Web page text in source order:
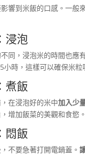
響到米飯的口感。一般
浸泡
同，浸泡米的時間也應
小時，這樣可以確保米
煮飯
在浸泡好的米中加入少
增加飯菜的美觀和食慾。
悶飯
不要急著打開電鍋蓋。